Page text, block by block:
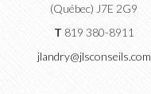
(Québec) J7E 2G9
T 819 380-8911
jlandry@jlsconseils.com